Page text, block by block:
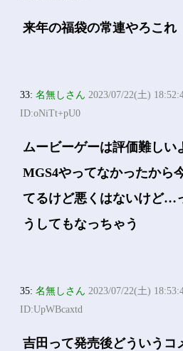
来年の福袋の常連やろこれ
33:名無しさん 2023/07/22(土)
ID:oNiTt+pU0
ムービーゲーは評価難しい
MGS4やってなかったから
てるけど悪くはないけど…
うしてもなっちゃう
35:名無しさん 2023/07/22(土)
ID:UpWBcaxtd
吉田って発売後どういうコ